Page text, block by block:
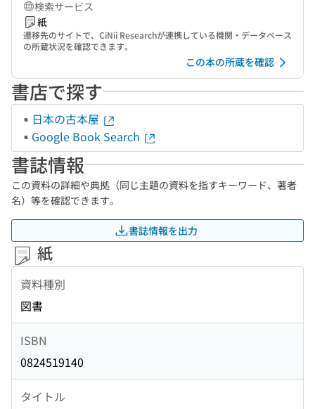
検索サービス
紙
遷移先のサイトで、CiNii Researchが連携している機関・データベース
の所蔵状況を確認できます。
この本の所蔵を確認
書店で探す
日本の古本屋
Google Book Search
書誌情報
この資料の詳細や典拠（同じ主題の資料を指すキーワード、著者
名）等を確認できます。
書誌情報を出力
紙
資料種別
図書
ISBN
0824519140
タイトル